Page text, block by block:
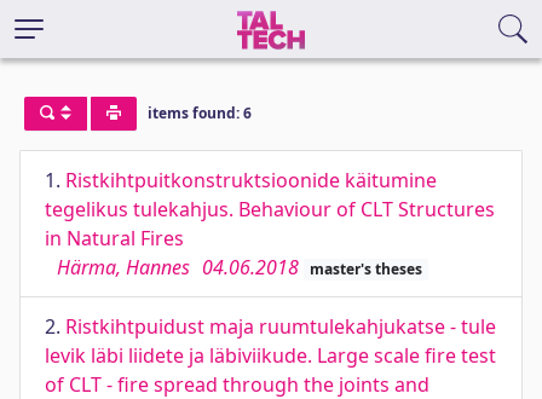
items found: 6
1. Ristkihtpuitkonstruktsioonide käitumine
tegelikus tulekahjus. Behaviour of CLT Structures
in Natural Fires
Härma, Hannes 04.06.2018 master's theses
2. Ristkihtpuidust maja ruumtulekahjukatse - tule
levik läbi liidete ja läbiviikude. Large scale fire test
of CLT - fire spread through the joints and